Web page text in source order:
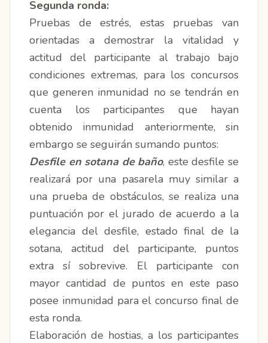
Segunda ronda:
Pruebas de estrés, estas pruebas van
orientadas a demostrar la vitalidad y
actitud del participante al trabajo bajo
condiciones extremas, para los concursos
que generen inmunidad no se tendrán en
cuenta los participantes que hayan
obtenido inmunidad anteriormente, sin
embargo se seguirán sumando puntos:
Desfile en sotana de baño, este desfile se
realizará por una pasarela muy similar a
una prueba de obstáculos, se realiza una
puntuación por el jurado de acuerdo a la
elegancia del desfile, estado final de la
sotana, actitud del participante, puntos
extra sí sobrevive. El participante con
mayor cantidad de puntos en este paso
posee inmunidad para el concurso final de
esta ronda.
Elaboración de hostias, a los participantes